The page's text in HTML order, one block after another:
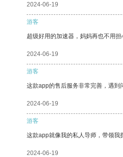
2024-06-19
游客
超级好用的加速器，妈妈再也不用担
2024-06-19
游客
这款app的售后服务非常完善，遇到
2024-06-19
游客
这款app就像我的私人导师，带领我
2024-06-19